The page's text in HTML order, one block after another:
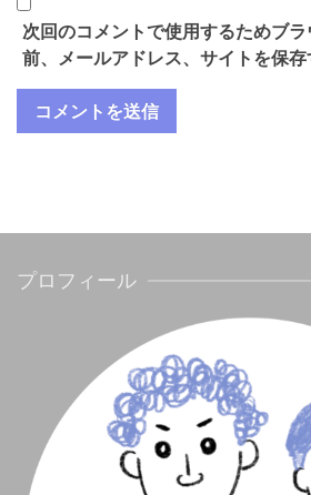
次回のコメントで使用するためブ
前、メールアドレス、サイトを保存
プロフィール